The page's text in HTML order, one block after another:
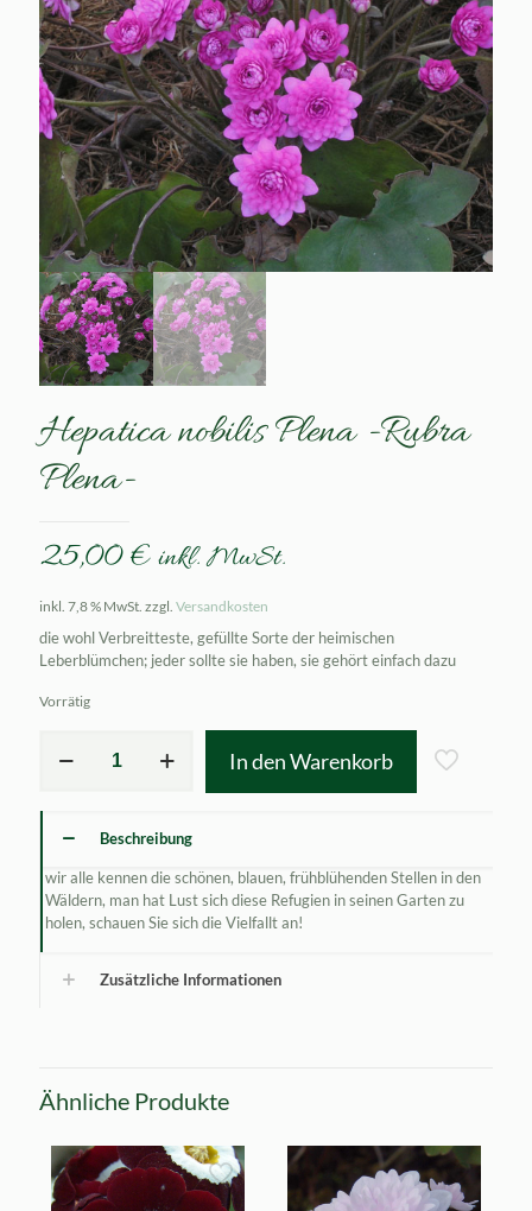
Hepatica nobilis Plena -Rubra
Plena-
25,00€ inkl. MwSt.
inkl. 7,8 % MwSt. zzgl. Versandkosten
die wohl Verbreitteste, gefüllte Sorte der heimischen
Leberblümchen; jeder sollte sie haben, sie gehört einfach dazu
Vorrätig
nobilis
-
Menge
In den Warenkorb
Beschreibung
wir alle kennen die schönen, blauen, frühblühenden Stellen in den
Wäldern, man hat Lust sich diese Refugien in seinen Garten zu
holen, schauen Sie sich die Vielfallt an!
Zusätzliche Informationen
Ähnliche Produkte